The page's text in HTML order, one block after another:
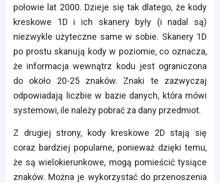
połowie lat 2000. Dzieje się tak dlatego, że kody
kreskowe 1D i ich skanery były (i nadal są)
niezwykle użyteczne same w sobie. Skanery 1D
po prostu skanują kody w poziomie, co oznacza,
że informacja wewnątrz kodu jest ograniczona
do około 20-25 znaków. Znaki te zazwyczaj
odpowiadają liczbie w bazie danych, która mówi
systemowi, ile należy pobrać za dany przedmiot.
Z drugiej strony, kody kreskowe 2D stają się
coraz bardziej popularne, ponieważ dzięki temu,
że są wielokierunkowe, mogą pomieścić tysiące
znaków. Można je wykorzystać do przenoszenia